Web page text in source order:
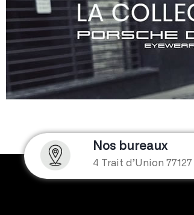
Nos bureaux
4 Trait d’Union